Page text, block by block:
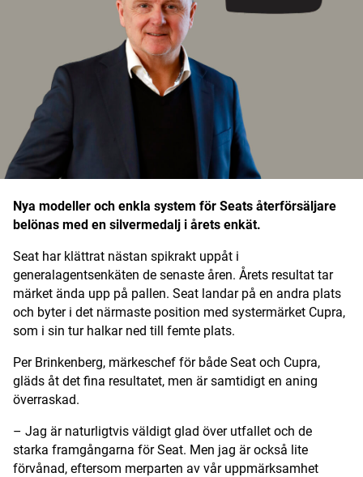
Annonsera
Om Motorbranschen
Kontakt
Nyhetsbrev
Det här är vi
Arbeta för oss
Nya modeller och enkla system för Seats återförsäljare
belönas med en silvermedalj i årets enkät.
Seat har klättrat nästan spikrakt uppåt i
generalagentsenkäten de senaste åren. Årets resultat tar
märket ända upp på pallen. Seat landar på en andra plats
och byter i det närmaste position med systermärket Cupra,
som i sin tur halkar ned till femte plats.
Per Brinkenberg, märkeschef för både Seat och Cupra,
gläds åt det fina resultatet, men är samtidigt en aning
överraskad.
– Jag är naturligtvis väldigt glad över utfallet och de
starka framgångarna för Seat. Men jag är också lite
förvånad, eftersom merparten av vår uppmärksamhet